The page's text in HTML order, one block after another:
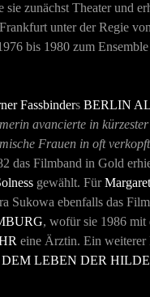
zunächst Theater und
unter der Regie
bis 1980 zum Ensemble
Fassbinders BERLIN
avancierte in
Frauen in oft
das Filmband in Gold
gewählt. Für
Sukowa ebenfalls das
, wofür sie 1986 mit
eine Ärztin. Ein
LEBEN DER